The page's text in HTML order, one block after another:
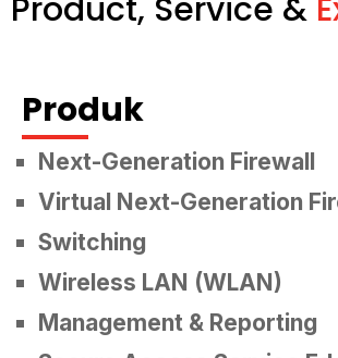
Product, Service &
Produk
Next-Generation Firewall
Virtual Next-Generation
Switching
Wireless LAN (WLAN)
Management & Reporting